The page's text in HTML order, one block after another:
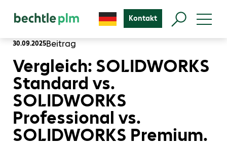
Kontakt
30.09.2025Beitrag
Vergleich: SOLIDWORKS
Standard vs.
SOLIDWORKS
Professional vs.
SOLIDWORKS Premium.